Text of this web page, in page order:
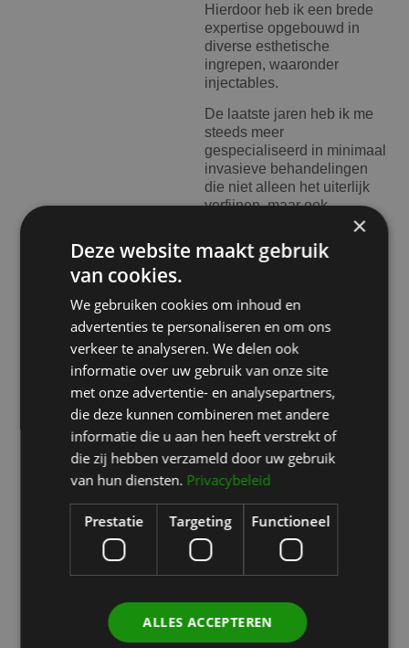
Hierdoor heb ik een brede
expertise opgebouwd in
diverse esthetische
ingrepen, waaronder
injectables.
De laatste jaren heb ik me
steeds meer
gespecialiseerd in minimaal
invasieve behandelingen
die niet alleen het uiterlijk
verfijnen, maar ook
bijdragen aan het welzijn
en zelfvertrouwen van mijn
cliënten. Bij Kliniek het
in om behandelingen met
de hoogste precisie en
volledig op maat toe te
passen, waarbij de wensen
en verwachtingen van de
cliënt altijd centraal staan.
Met meer dan 15 jaar
ervaring streef ik naar
veilige, natuurlijke en
duurzame resultaten. Ik
besteed veel aandacht aan
de nazorg, zodat het herstel
soepel verloopt en het
resultaat optimaal is. Mijn
ondersteunen bij het
versterken van hun
zelfbeeld door de juiste
×
Deze website maakt gebruik
van cookies.
We gebruiken cookies om inhoud en
advertenties te personaliseren en om ons
verkeer te analyseren. We delen ook
informatie over uw gebruik van onze site
met onze advertentie- en analysepartners,
die deze kunnen combineren met andere
informatie die u aan hen heeft verstrekt of
die zij hebben verzameld door uw gebruik
van hun diensten. Privacybeleid
Prestatie Targeting Functioneel
ALLES ACCEPTEREN